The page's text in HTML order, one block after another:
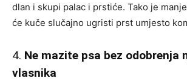
dlan i skupi palac i prstiće. Tako je
će kuče slučajno ugristi prst umjesto
4. Ne mazite psa bez odobrenja
vlasnika